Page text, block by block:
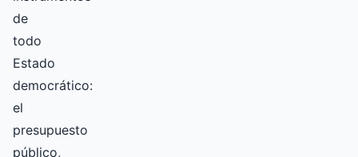
de
todo
Estado
democrático:
el
presupuesto
público,